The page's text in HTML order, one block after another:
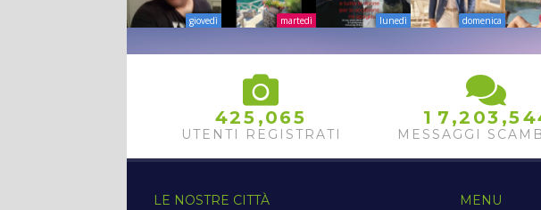
giovedì martedì lunedì domenica
425 ,065
UTENTI REGISTRATI
1 7 ,2 03 ,54
MESSAGGI
LE NOSTRE CITTÀ MENU